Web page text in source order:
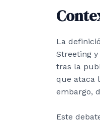
La
Streeting
tras la
que ataca
embargo,
Este